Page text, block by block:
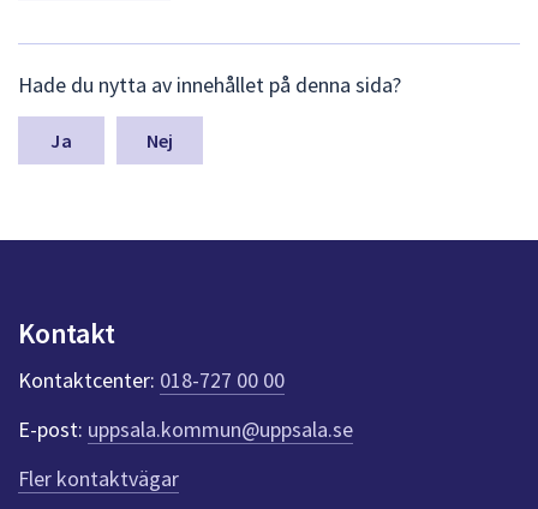
ä
m
a
n
k
t
e
r
f
ö
r
Hade du nytta av innehållet på denna sida?
Nej
Kontakt
Kontaktcenter: 018-727 00 00
E-post: uppsala.kommun@uppsala.se
Fler kontaktvägar